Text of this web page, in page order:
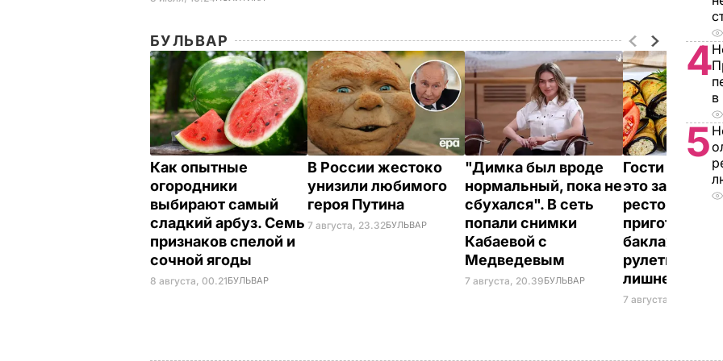
БУЛЬВАР
Как опытные
огородники
выбирают самый
сладкий арбуз. Семь
признаков спелой и
сочной ягоды
8 августа, 00.21БУЛЬВАР
В России жестоко
унизили любимого
героя Путина
7 августа, 23.32БУЛЬВАР
"Димка был вроде
нормальный, пока не
сбухался". В сеть
попали снимки
Кабаевой с
Медведевым
7 августа, 20.39БУЛЬВАР
Гости
это закуска
ресторана.
приготовить
баклажанные
рулетики без
лишнего жира
7 августа, 20.17
4
в
5